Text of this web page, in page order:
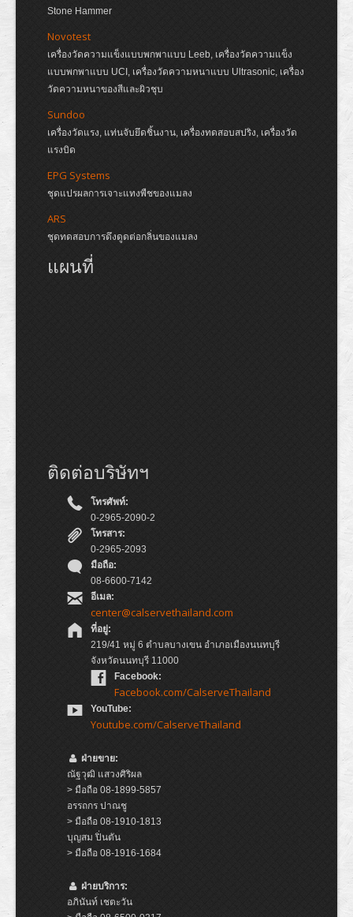
Stone Hammer
Novotest
เครื่องวัดความแข็งแบบพกพาแบบ Leeb, เครื่องวัดความแข็ง
แบบพกพาแบบ UCI, เครื่องวัดความหนาแบบ Ultrasonic, เครื่อง
วัดความหนาของสีและผิวชุบ
Sundoo
เครื่องวัดแรง, แท่นจับยึดชิ้นงาน, เครื่องทดสอบสปริง, เครื่องวัด
แรงบิด
EPG Systems
ชุดแปรผลการเจาะแทงพืชของแมลง
ARS
ชุดทดสอบการดึงดูดต่อกลิ่นของแมลง
แผนที่
ติดต่อบริษัทฯ
โทรศัพท์:
0-2965-2090-2
โทรสาร:
0-2965-2093
มือถือ:
08-6600-7142
อีเมล:
center@calservethailand.com
ที่อยู่:
219/41 หมู่ 6 ตำบลบางเขน อำเภอเมืองนนทบุรี
จังหวัดนนทบุรี 11000
Facebook:
Facebook.com/CalserveThailand
YouTube:
Youtube.com/CalserveThailand
ฝ่ายขาย:
ณัฐวุฒิ แสวงศิริผล
> มือถือ 08-1899-5857
อรรถกร ปาณชู
> มือถือ 08-1910-1813
บุญสม ปิ่นตัน
> มือถือ 08-1916-1684
ฝ่ายบริการ:
อภินันท์ เชตะวัน